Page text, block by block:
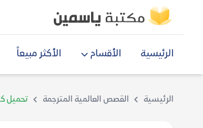
الرئيسية الأقسام الأكثر مبيعاً
الرئيسية القصص العالمية المترجمة تحميل